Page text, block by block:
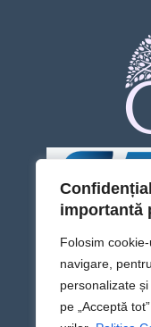
importantă
Folosim
navigare,
personalizate
pe „Acceptă